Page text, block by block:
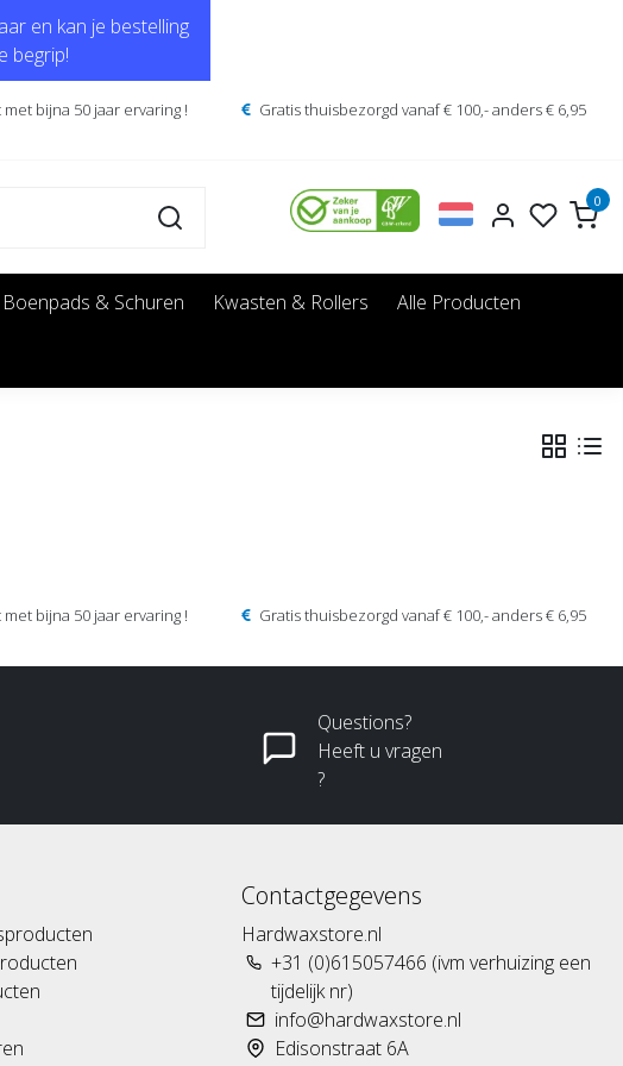
en kan je bestelling
begrip!
bijna 50 jaar ervaring ! Gratis thuisbezorgd vanaf € 100,- anders € 6,95
0
Boenpads & Schuren Kwasten & Rollers Alle Producten
bijna 50 jaar ervaring ! Gratis thuisbezorgd vanaf € 100,- anders € 6,95
Questions?
Heeft u vragen
?
Contactgegevens
Hardwaxstore.nl
+31 (0)615057466 (ivm verhuizing een
tijdelijk nr)
info@hardwaxstore.nl
Edisonstraat 6A